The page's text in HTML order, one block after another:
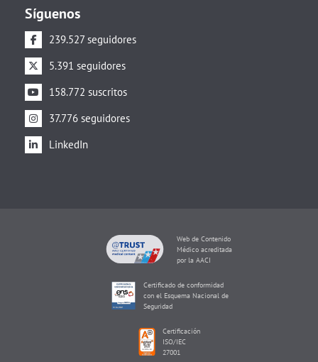
Síguenos
239.527 seguidores
5.391 seguidores
158.772 suscritos
37.776 seguidores
LinkedIn
Web de Contenido
Médico acreditada
por la AACI
Certificado de conformidad
con el Esquema Nacional de
Seguridad
Certificación
ISO/IEC
27001